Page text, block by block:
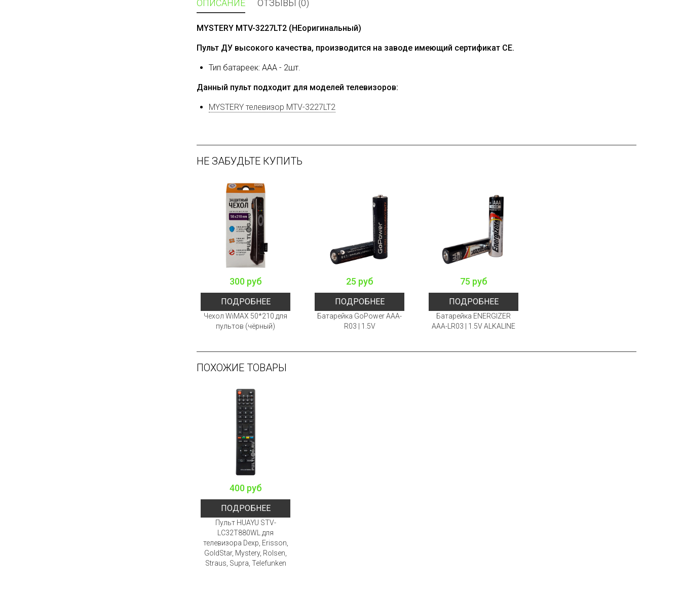
ОПИСАНИЕ ОТЗЫВЫ (0)
MYSTERY MTV-3227LT2 (НЕоригинальный)
Пульт ДУ высокого качества, производится на заводе имеющий сертификат CE.
Тип батареек: AAA - 2шт.
Данный пульт подходит для моделей телевизоров:
MYSTERY телевизор MTV-3227LT2
НЕ ЗАБУДЬТЕ КУПИТЬ
300 руб
ПОДРОБНЕЕ
Чехол WiMAX 50*210 для
пультов (чёрный)
25 руб
ПОДРОБНЕЕ
Батарейка GoPower AAA-
R03 | 1.5V
75 руб
ПОДРОБНЕЕ
Батарейка ENERGIZER
AAA-LR03 | 1.5V ALKALINE
ПОХОЖИЕ ТОВАРЫ
400 руб
ПОДРОБНЕЕ
Пульт HUAYU STV-
LC32T880WL для
телевизора Dexp, Erisson,
GoldStar, Mystery, Rolsen,
Straus, Supra, Telefunken